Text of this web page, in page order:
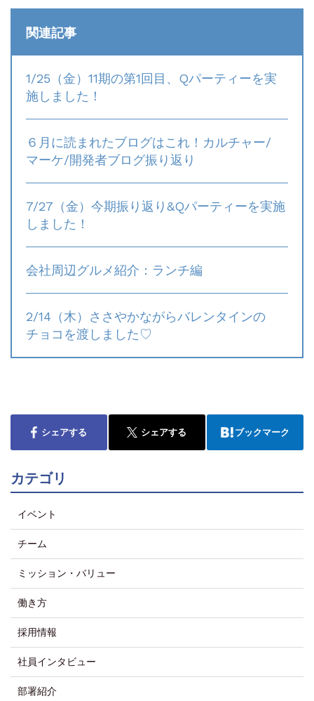
関連記事
1/25（金）11期の第1回目、Qパーティーを実
施しました！
６月に読まれたブログはこれ！カルチャー/
マーケ/開発者ブログ振り返り
7/27（金）今期振り返り&Qパーティーを実施
しました！
会社周辺グルメ紹介：ランチ編
2/14（木）ささやかながらバレンタインの
チョコを渡しました♡
シェアする シェアする ブックマーク
カテゴリ
イベント
チーム
ミッション・バリュー
働き方
採用情報
社員インタビュー
部署紹介